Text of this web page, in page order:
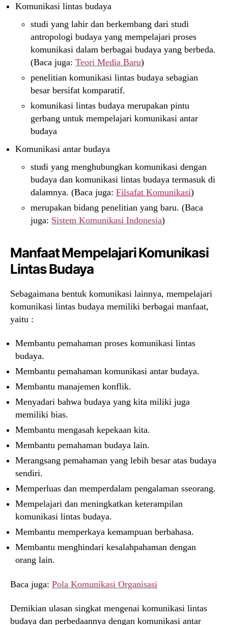
Komunikasi lintas budaya
studi yang lahir dan berkembang dari studi
antropologi budaya yang mempelajari proses
komunikasi dalam berbagai budaya yang berbeda.
(Baca juga: Teori Media Baru)
penelitian komunikasi lintas budaya sebagian
besar bersifat komparatif.
komunikasi lintas budaya merupakan pintu
gerbang untuk mempelajari komunikasi antar
budaya
Komunikasi antar budaya
studi yang menghubungkan komunikasi dengan
budaya dan komunikasi lintas budaya termasuk di
dalamnya. (Baca juga: Filsafat Komunikasi)
merupakan bidang penelitian yang baru. (Baca
juga: Sistem Komunikasi Indonesia)
Manfaat Mempelajari Komunikasi
Lintas Budaya
Sebagaimana bentuk komunikasi lainnya, mempelajari
komunikasi lintas budaya memiliki berbagai manfaat,
yaitu :
Membantu pemahaman proses komunikasi lintas
budaya.
Membantu pemahaman komunikasi antar budaya.
Membantu manajemen konflik.
Menyadari bahwa budaya yang kita miliki juga
memiliki bias.
Membantu mengasah kepekaan kita.
Membantu pemahaman budaya lain.
Merangsang pemahaman yang lebih besar atas budaya
sendiri.
Memperluas dan memperdalam pengalaman sseorang.
Mempelajari dan meningkatkan keterampilan
komunikasi lintas budaya.
Membantu memperkaya kemampuan berbahasa.
Membantu menghindari kesalahpahaman dengan
orang lain.
Baca juga: Pola Komunikasi Organisasi
Demikian ulasan singkat mengenai komunikasi lintas
budaya dan perbedaannya dengan komunikasi antar